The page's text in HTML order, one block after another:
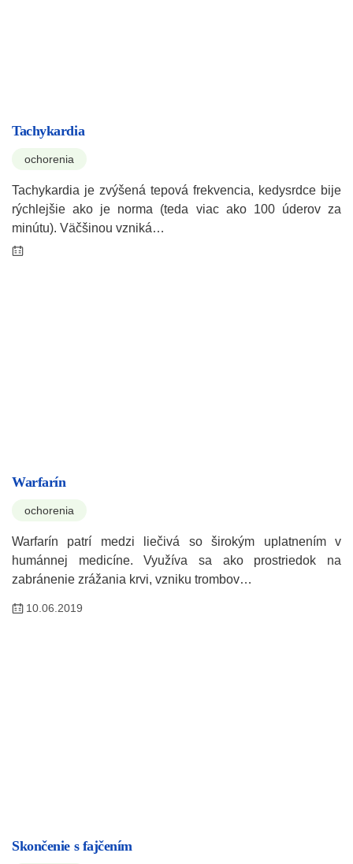
Tachykardia
ochorenia
Tachykardia je zvýšená tepová frekvencia, kedysrdce bije
rýchlejšie ako je norma (teda viac ako 100 úderov za
minútu). Väčšinou vzniká…
Warfarín
ochorenia
Warfarín patrí medzi liečivá so širokým uplatnením v
humánnej medicíne. Využíva sa ako prostriedok na
zabránenie zrážania krvi, vzniku trombov…
10.06.2019
Skončenie s fajčením